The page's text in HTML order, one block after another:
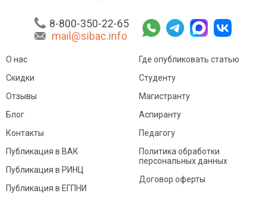
8-800-350-22-65
mail@sibac.info
О нас
Скидки
Отзывы
Блог
Контакты
Где опубликовать статью
Студенту
Магистранту
Аспиранту
Педагогу
Публикация в ВАК
Публикация в РИНЦ
Публикация в ЕГПНИ
Политика обработки
персональных данных
Договор оферты